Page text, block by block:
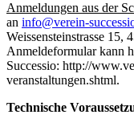
Anmeldungen aus der
an info@verein-
Weissensteinstrasse 15,
Anmeldeformular kann
Successio: http://
veranstaltungen.shtml.
Technische